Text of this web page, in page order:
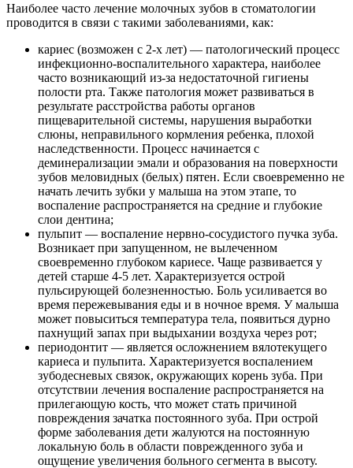
Наиболее часто лечение молочных зубов в стоматологии
проводится в связи с такими заболеваниями, как:
кариес (возможен с 2-х лет) — патологический процесс
инфекционно-воспалительного характера, наиболее
часто возникающий из-за недостаточной гигиены
полости рта. Также патология может развиваться в
результате расстройства работы органов
пищеварительной системы, нарушения выработки
слюны, неправильного кормления ребенка, плохой
наследственности. Процесс начинается с
деминерализации эмали и образования на поверхности
зубов меловидных (белых) пятен. Если своевременно не
начать лечить зубки у малыша на этом этапе, то
воспаление распространяется на средние и глубокие
слои дентина;
пульпит — воспаление нервно-сосудистого пучка зуба.
Возникает при запущенном, не вылеченном
своевременно глубоком кариесе. Чаще развивается у
детей старше 4-5 лет. Характеризуется острой
пульсирующей болезненностью. Боль усиливается во
время пережевывания еды и в ночное время. У малыша
может повыситься температура тела, появиться дурно
пахнущий запах при выдыхании воздуха через рот;
периодонтит — является осложнением вялотекущего
кариеса и пульпита. Характеризуется воспалением
зубодесневых связок, окружающих корень зуба. При
отсутствии лечения воспаление распространяется на
прилегающую кость, что может стать причиной
повреждения зачатка постоянного зуба. При острой
форме заболевания дети жалуются на постоянную
локальную боль в области поврежденного зуба и
ощущение увеличения больного сегмента в высоту.